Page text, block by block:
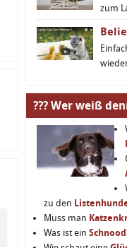
zum
??? Wer weiß
zu den
Muss man
Was ist ein